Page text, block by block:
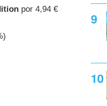
por 4,94 €